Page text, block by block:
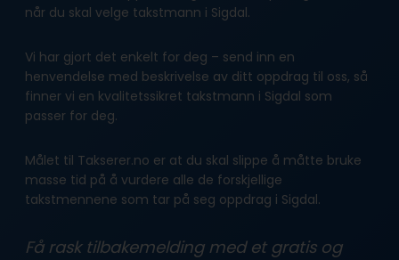
når du skal velge takstmann i Sigdal.
Vi har gjort det enkelt for deg – send inn en
henvendelse med beskrivelse av ditt oppdrag til oss, så
finner vi en kvalitetssikret takstmann i Sigdal som
passer for deg.
Målet til Takserer.no er at du skal slippe å måtte bruke
masse tid på å vurdere alle de forskjellige
takstmennene som tar på seg oppdrag i Sigdal.
Få rask tilbakemelding med et gratis og